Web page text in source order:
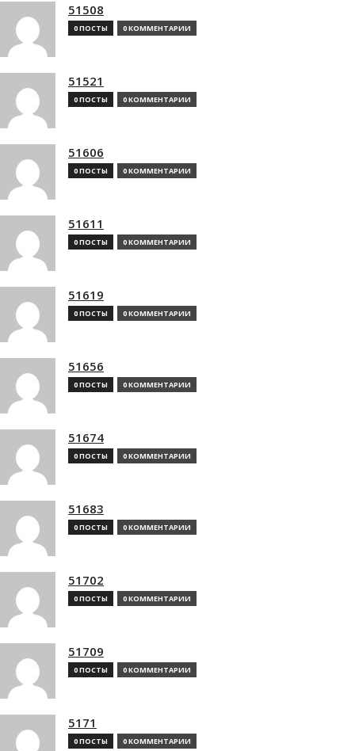
51508
0 ПОСТЫ 0 КОММЕНТАРИИ
51521
0 ПОСТЫ 0 КОММЕНТАРИИ
51606
0 ПОСТЫ 0 КОММЕНТАРИИ
51611
0 ПОСТЫ 0 КОММЕНТАРИИ
51619
0 ПОСТЫ 0 КОММЕНТАРИИ
51656
0 ПОСТЫ 0 КОММЕНТАРИИ
51674
0 ПОСТЫ 0 КОММЕНТАРИИ
51683
0 ПОСТЫ 0 КОММЕНТАРИИ
51702
0 ПОСТЫ 0 КОММЕНТАРИИ
51709
0 ПОСТЫ 0 КОММЕНТАРИИ
5171
0 ПОСТЫ 0 КОММЕНТАРИИ